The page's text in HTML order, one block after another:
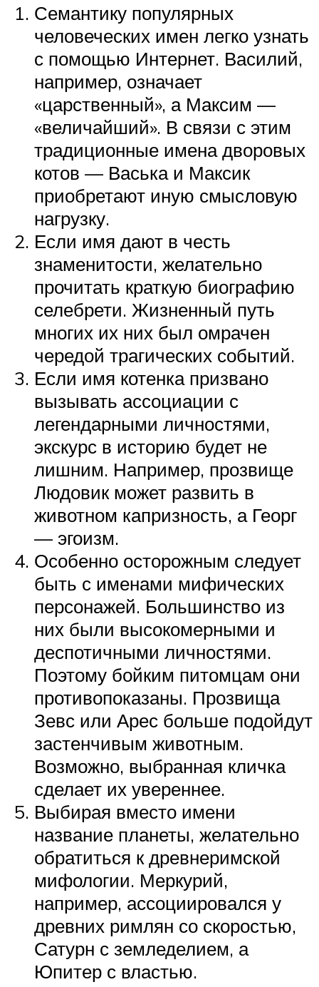
Семантику популярных
человеческих имен легко узнать
с помощью Интернет. Василий,
например, означает
«царственный», а Максим —
«величайший». В связи с этим
традиционные имена дворовых
котов — Васька и Максик
приобретают иную смысловую
нагрузку.
Если имя дают в честь
знаменитости, желательно
прочитать краткую биографию
селебрети. Жизненный путь
многих их них был омрачен
чередой трагических событий.
Если имя котенка призвано
вызывать ассоциации с
легендарными личностями,
экскурс в историю будет не
лишним. Например, прозвище
Людовик может развить в
животном капризность, а Георг
— эгоизм.
Особенно осторожным следует
быть с именами мифических
персонажей. Большинство из
них были высокомерными и
деспотичными личностями.
Поэтому бойким питомцам они
противопоказаны. Прозвища
Зевс или Арес больше подойдут
застенчивым животным.
Возможно, выбранная кличка
сделает их увереннее.
Выбирая вместо имени
название планеты, желательно
обратиться к древнеримской
мифологии. Меркурий,
например, ассоциировался у
древних римлян со скоростью,
Сатурн с земледелием, а
Юпитер с властью.